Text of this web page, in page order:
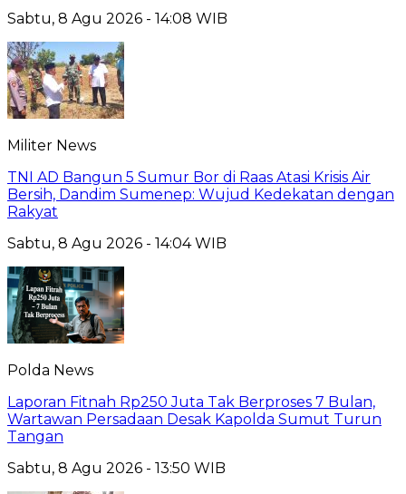
Sabtu, 8 Agu 2026 - 14:08 WIB
Militer News
TNI AD Bangun 5 Sumur Bor di Raas Atasi Krisis Air
Bersih, Dandim Sumenep: Wujud Kedekatan dengan
Rakyat
Sabtu, 8 Agu 2026 - 14:04 WIB
Polda News
Laporan Fitnah Rp250 Juta Tak Berproses 7 Bulan,
Wartawan Persadaan Desak Kapolda Sumut Turun
Tangan
Sabtu, 8 Agu 2026 - 13:50 WIB